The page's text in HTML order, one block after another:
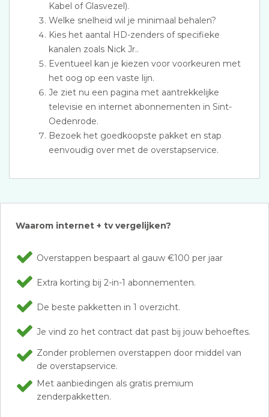
Kabel of Glasvezel).
Welke snelheid wil je minimaal behalen?
Kies het aantal HD-zenders of specifieke
kanalen zoals Nick Jr..
Eventueel kan je kiezen voor voorkeuren met
het oog op een vaste lijn.
Je ziet nu een pagina met aantrekkelijke
televisie en internet abonnementen in Sint-
Oedenrode.
Bezoek het goedkoopste pakket en stap
eenvoudig over met de overstapservice.
Waarom internet + tv vergelijken?
Overstappen bespaart al gauw €100 per jaar
Extra korting bij 2-in-1 abonnementen.
De beste pakketten in 1 overzicht.
Je vind zo het contract dat past bij jouw behoeftes.
Zonder problemen overstappen door middel van
de overstapservice.
Met aanbiedingen als gratis premium
zenderpakketten.